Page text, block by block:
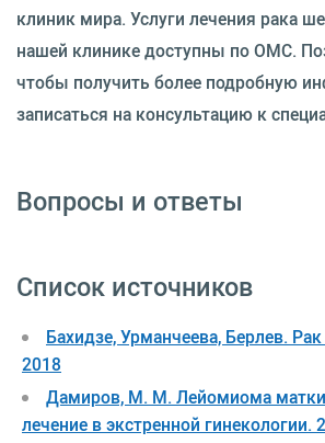
клиник мира. Услуги лечения рака
нашей клинике доступны по ОМС.
чтобы получить более подробную
записаться на консультацию к
Вопросы и ответы
Список источников
Бахидзе, Урманчеева, Берлев.
2018
Дамиров, М. М. Лейомиома
лечение в экстренной гинекологии.